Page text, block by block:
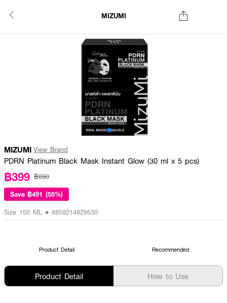
MIZUMI
MIZUMI View Brand
PDRN Platinum Black Mask Instant Glow (30 ml x 5 pcs)
฿399 ฿890
Save ฿491 (55%)
Size 150 ML • 8859214829530
Product Detail Recommended
Product Detail How to Use